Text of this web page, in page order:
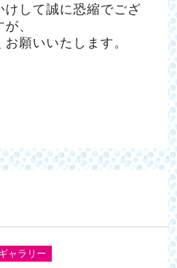
けして誠に恐縮でござ
、
願いいたします。
ャラリー